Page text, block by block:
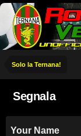
Solo la Ternana!
Segnala
Your Name